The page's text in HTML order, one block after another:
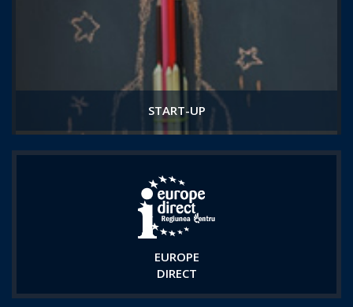
START-UP
EUROPE
DIRECT